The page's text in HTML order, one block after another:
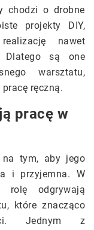
chodzi o drobne
projekty DIY,
nawet
Dlatego są one
warsztatu,
ręczną.
pracę w
na tym, aby jego
i przyjemna. W
rolę odgrywają
które znacząco
Jednym z